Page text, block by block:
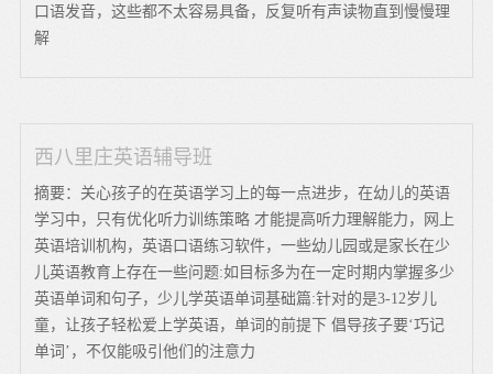
口语发音，这些都不太容易具备，反复听有声读物直到慢慢理
解
西八里庄英语辅导班
摘要：关心孩子的在英语学习上的每一点进步，在幼儿的英语
学习中，只有优化听力训练策略 才能提高听力理解能力，网上
英语培训机构，英语口语练习软件，一些幼儿园或是家长在少
儿英语教育上存在一些问题:如目标多为在一定时期内掌握多少
英语单词和句子，少儿学英语单词基础篇:针对的是3-12岁儿
童，让孩子轻松爱上学英语，单词的前提下 倡导孩子要‘巧记
单词’，不仅能吸引他们的注意力